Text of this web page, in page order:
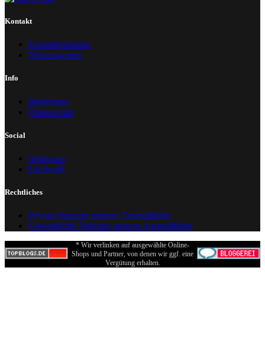
Kontakt
Kontaktformular
Wissenswertes
Info
Impressum
Datenschutz
Social
Instagram
Facebook
Rechtliches
Private Nutzung unserer Ausmalbilder
Gewerbliche Nutzung unserer Ausmalbilder
* Wir verlinken auf ausgewählte Online-
Shops und Partner, von denen wir ggf. eine
Vergütung erhalten.